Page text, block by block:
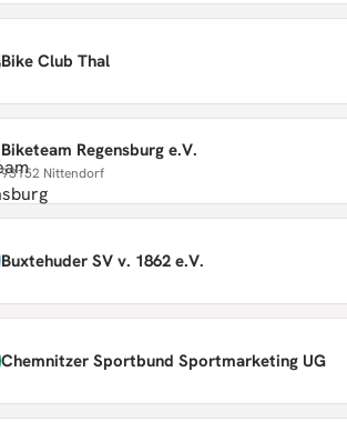
Bike Club Thal
Biketeam Regensburg e.V.
93152 Nittendorf
Buxtehuder SV v. 1862 e.V.
Chemnitzer Sportbund Sportmarketing UG